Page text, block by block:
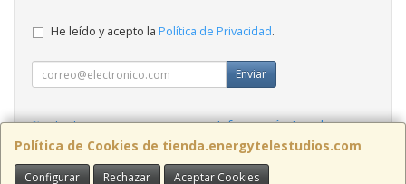
Política de Cookies de tienda.energytelestudios.com
Configurar Rechazar Aceptar Cookies
He leído y acepto la Política de Privacidad.
Enviar
Contacto
Información Legal
Política Privacidad
Política de Cookies